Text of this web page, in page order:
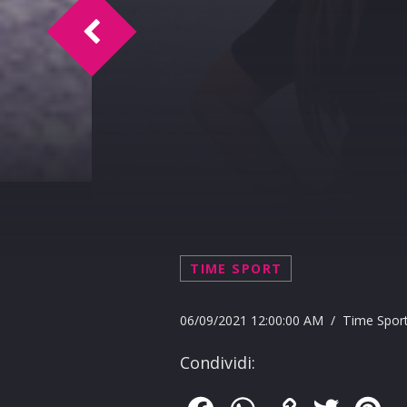
TIME SPORT
06/09/2021 12:00:00 AM / Time
Condividi:
L.T. Intervista Andrea Cascino